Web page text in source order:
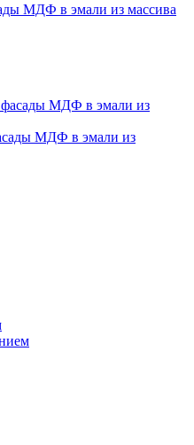
МДФ в эмали из массива
МДФ в эмали из